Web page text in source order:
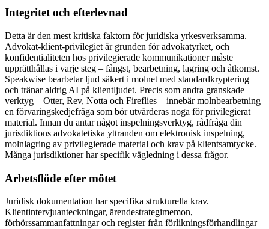
Integritet och efterlevnad
Detta är den mest kritiska faktorn för juridiska yrkesverksamma.
Advokat-klient-privilegiet är grunden för advokatyrket, och
konfidentialiteten hos privilegierade kommunikationer måste
upprätthållas i varje steg – fångst, bearbetning, lagring och åtkomst.
Speakwise bearbetar ljud säkert i molnet med standardkryptering
och tränar aldrig AI på klientljudet. Precis som andra granskade
verktyg – Otter, Rev, Notta och Fireflies – innebär molnbearbetning
en förvaringskedjefråga som bör utvärderas noga för privilegierat
material. Innan du antar något inspelningsverktyg, rådfråga din
jurisdiktions advokatetiska yttranden om elektronisk inspelning,
molnlagring av privilegierade material och krav på klientsamtycke.
Många jurisdiktioner har specifik vägledning i dessa frågor.
Arbetsflöde efter mötet
Juridisk dokumentation har specifika strukturella krav.
Klientintervjuanteckningar, ärendestrategimemon,
förhörssammanfattningar och register från förlikningsförhandlingar